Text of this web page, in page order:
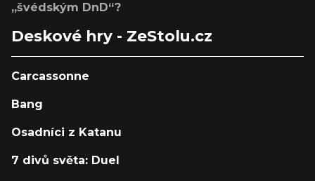
„švédským DnD“?
Deskové hry - ZeStolu.cz
Carcassonne
Bang
Osadníci z Katanu
7 divů světa: Duel